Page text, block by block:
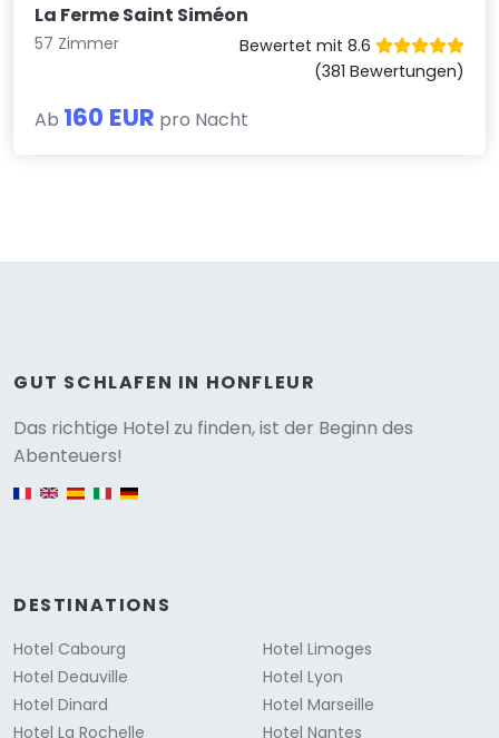
La Ferme Saint Siméon
57 Zimmer
Bewertet mit 8.6
(381 Bewertungen)
Ab 160 EUR pro Nacht
GUT SCHLAFEN IN HONFLEUR
Das richtige Hotel zu finden, ist der Beginn des
Abenteuers!
DESTINATIONS
Hotel Cabourg
Hotel Deauville
Hotel Dinard
Hotel La Rochelle
Hotel Limoges
Hotel Lyon
Hotel Marseille
Hotel Nantes